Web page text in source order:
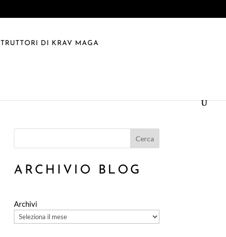
DI KRAV MAGA
Cerca
ARCHIVIO BLOG
Archivi